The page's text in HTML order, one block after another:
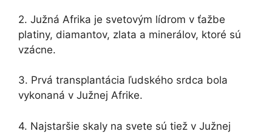
2. Južná Afrika je svetovým lídrom v ťažbe
platiny, diamantov, zlata a minerálov, ktoré sú
vzácne.
3. Prvá transplantácia ľudského srdca bola
vykonaná v Južnej Afrike.
4. Najstaršie skaly na svete sú tiež v Južnej